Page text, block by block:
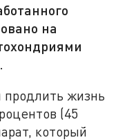
на
продлить жизнь
(45
который